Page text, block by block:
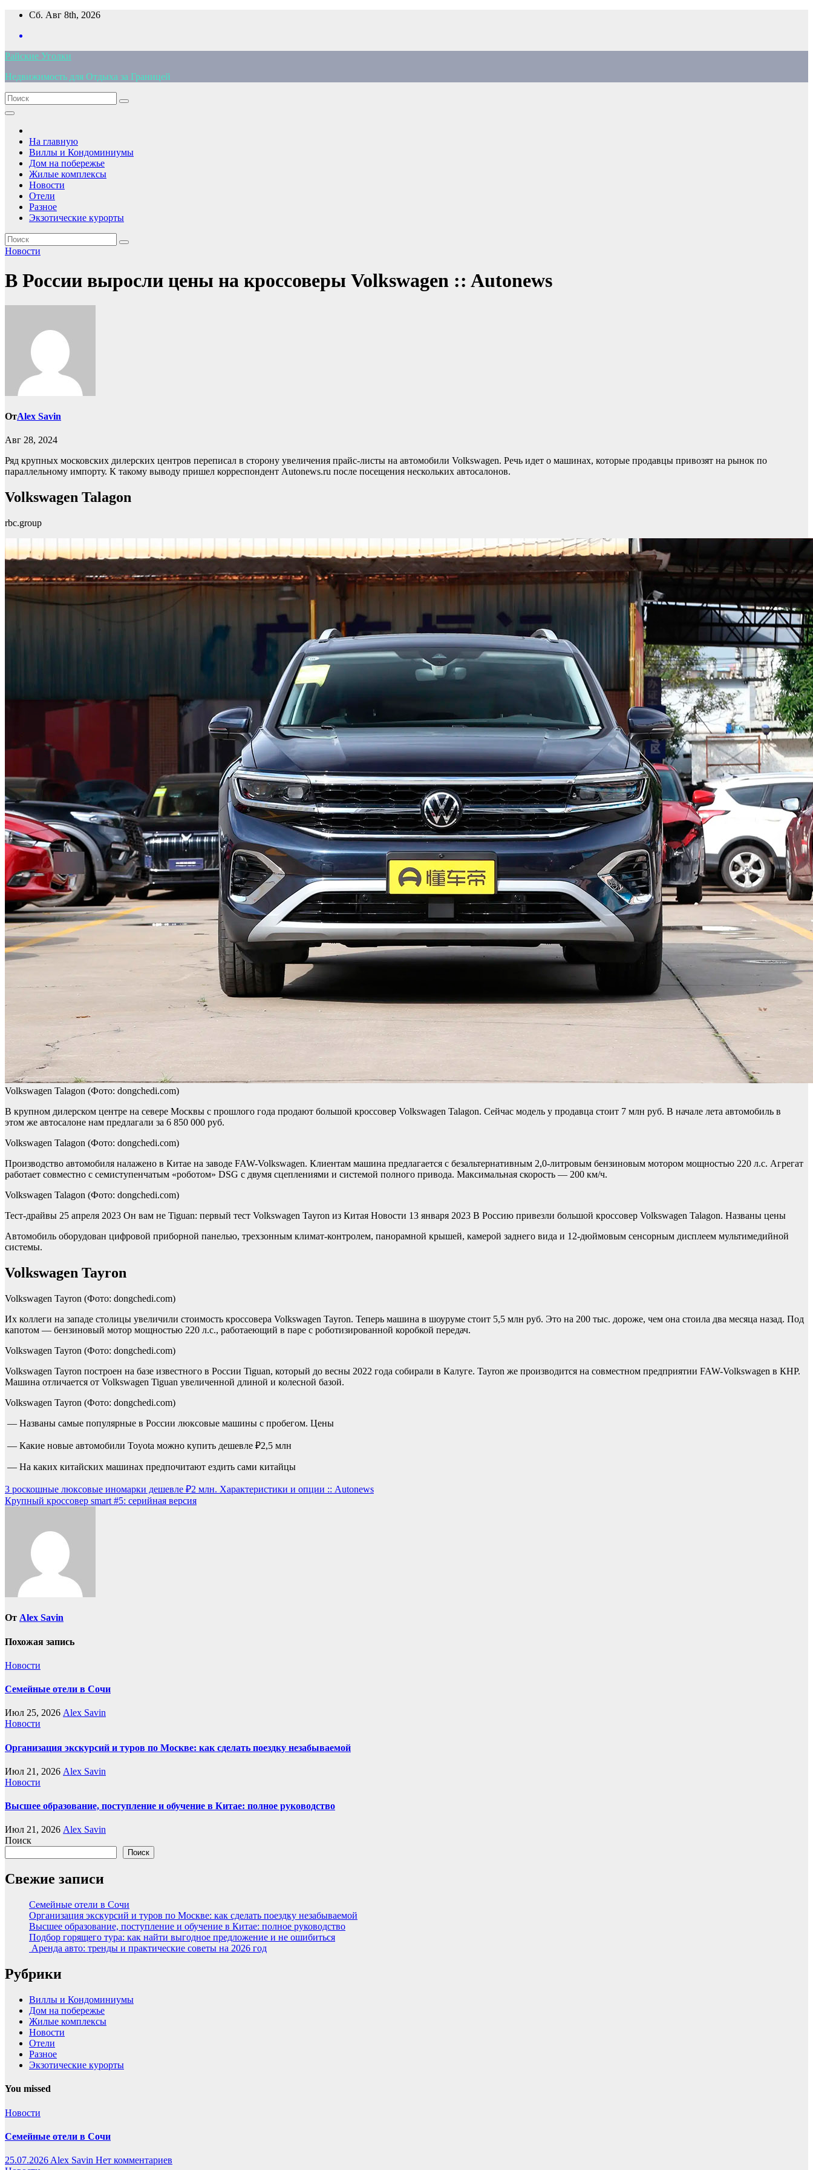
Перейти
содержимому
Сб. Авг 8th, 2026
Райские Уголки
Недвижимость для Отдыха за Границей
На главную
Виллы и Кондоминиумы
Дом на побережье
Жилые комплексы
Новости
Отели
Разное
Экзотические курорты
Новости
В России выросли цены на кроссоверы Volkswagen :: Autonews
ОтAlex Savin
Авг 28, 2024
Ряд крупных московских дилерских центров переписал в сторону увеличения прайс-листы на автомобили Volkswagen. Речь идет о машинах, которые продавцы привозят на рынок по
параллельному импорту. К такому выводу пришел корреспондент Autonews.ru после посещения нескольких автосалонов.
Volkswagen Talagon
rbc.group
Volkswagen Talagon (Фото: dongchedi.com)
В крупном дилерском центре на севере Москвы с прошлого года продают большой кроссовер Volkswagen Talagon. Сейчас модель у продавца стоит 7 млн руб. В начале лета автомобиль в
этом же автосалоне нам предлагали за 6 850 000 руб.
Volkswagen Talagon (Фото: dongchedi.com)
Производство автомобиля налажено в Китае на заводе FAW-Volkswagen. Клиентам машина предлагается с безальтернативным 2,0-литровым бензиновым мотором мощностью 220 л.с. Агрегат
работает совместно с семиступенчатым «роботом» DSG с двумя сцеплениями и системой полного привода. Максимальная скорость — 200 км/ч.
Volkswagen Talagon (Фото: dongchedi.com)
Тест-драйвы 25 апреля 2023 Он вам не Tiguan: первый тест Volkswagen Tayron из Китая Новости 13 января 2023 В Россию привезли большой кроссовер Volkswagen Talagon. Названы цены
Автомобиль оборудован цифровой приборной панелью, трехзонным климат-контролем, панорамной крышей, камерой заднего вида и 12-дюймовым сенсорным дисплеем мультимедийной
системы.
Volkswagen Tayron
Volkswagen Tayron (Фото: dongchedi.com)
Их коллеги на западе столицы увеличили стоимость кроссовера Volkswagen Tayron. Теперь машина в шоуруме стоит 5,5 млн руб. Это на 200 тыс. дороже, чем она стоила два месяца назад. Под
капотом — бензиновый мотор мощностью 220 л.с., работаеющий в паре с роботизированной коробкой передач.
Volkswagen Tayron (Фото: dongchedi.com)
Volkswagen Tayron построен на базе известного в России Tiguan, который до весны 2022 года собирали в Калуге. Tayron же производится на совместном предприятии FAW-Volkswagen в КНР.
Машина отличается от Volkswagen Tiguan увеличенной длиной и колесной базой.
Volkswagen Tayron (Фото: dongchedi.com)
— Названы самые популярные в России люксовые машины с пробегом. Цены
— Какие новые автомобили Toyota можно купить дешевле ₽2,5 млн
— На каких китайских машинах предпочитают ездить сами китайцы
Навигация
по
3 роскошные люксовые иномарки дешевле ₽2 млн. Характеристики и опции :: Autonews
Крупный кроссовер smart #5: серийная версия
От Alex Savin
Похожая запись
Новости
Семейные отели в Сочи
Июл 25, 2026 Alex Savin
Новости
Организация экскурсий и туров по Москве: как сделать поездку незабываемой
Июл 21, 2026 Alex Savin
Новости
Высшее образование, поступление и обучение в Китае: полное руководство
Июл 21, 2026 Alex Savin
Поиск
Поиск
Свежие записи
Семейные отели в Сочи
Организация экскурсий и туров по Москве: как сделать поездку незабываемой
Высшее образование, поступление и обучение в Китае: полное руководство
Подбор горящего тура: как найти выгодное предложение и не ошибиться
Аренда авто: тренды и практические советы на 2026 год
Рубрики
Виллы и Кондоминиумы
Дом на побережье
Жилые комплексы
Новости
Отели
Разное
Экзотические курорты
You missed
Новости
Семейные отели в Сочи
25.07.2026 Alex Savin Нет комментариев